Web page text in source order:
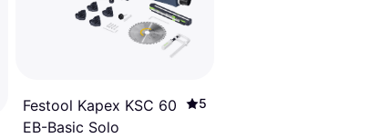
Festool Kapex KSC 60
EB-Basic Solo
5